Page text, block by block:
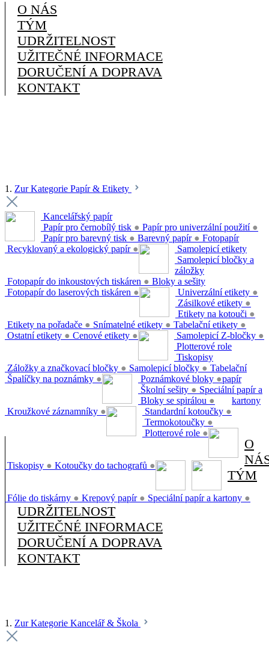
O NÁS
TÝM
UDRŽITELNOST
UŽITEČNÉ INFORMACE
DORUČENÍ A DOPRAVA
KONTAKT
1. Zur Kategorie Papír & Etikety
Kancelářský papír
Papír pro černobílý tisk ● Papír pro univerzální použití ●
Papír pro barevný tisk ● Barevný papír ●
Recyklovaný a ekologický papír ●
Fotopapír
Fotopapír do inkoustových tiskáren ●
Fotopapír do laserových tiskáren ●
Samolepicí etikety
Univerzální etikety ●
Zásilkové etikety ●
Etikety na kotouči ●
Etikety na pořadače ● Snímatelné etikety ● Tabelační etikety ●
Ostatní etikety ● Cenové etikety ●
Samolepicí bločky a
záložky
Samolepicí Z-bločky ●
Záložky a značkovací bločky ● Samolepicí bločky ●
Špalíčky na poznámky ●
Bloky a sešity
Poznámkové bloky ●
Školní sešity ●
Bloky se spirálou ●
Kroužkové záznamníky ●
Plotterové role
Standardní kotoučky ●
Termokotoučky ●
Plotterové role ●
Tiskopisy
Tiskopisy ● Kotoučky do tachografů ●
Tabelační
papír
Speciální papír a
kartony
Fólie do tiskárny ● Krepový papír ● Speciální papír a kartony ●
O
TÝM
UDRŽITELNOST
UŽITEČNÉ INFORMACE
DORUČENÍ A DOPRAVA
KONTAKT
1. Zur Kategorie Kancelář & Škola